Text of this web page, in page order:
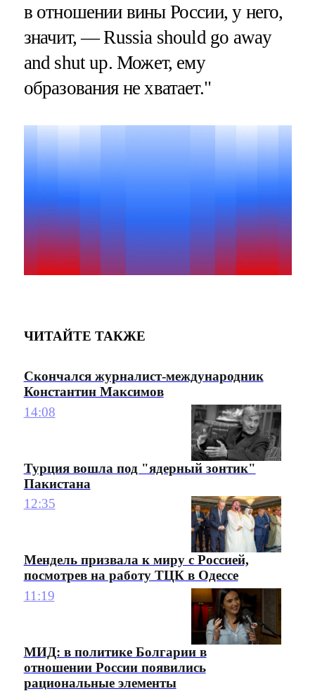
в отношении вины России, у него,
значит, — Russia should go away
and shut up. Может, ему
образования не хватает."
ЧИТАЙТЕ ТАКЖЕ
Скончался журналист-международник
Константин Максимов
14:08
Турция вошла под "ядерный зонтик"
Пакистана
12:35
Мендель призвала к миру с Россией,
посмотрев на работу ТЦК в Одессе
11:19
МИД: в политике Болгарии в
отношении России появились
рациональные элементы